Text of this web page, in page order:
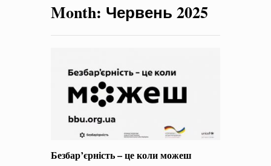
на період 2018 – 2020 роки Оголошення про збір ідей
проектів-0 Коментарів
Month: Червень 2025
Безбар’єрність – це коли можеш